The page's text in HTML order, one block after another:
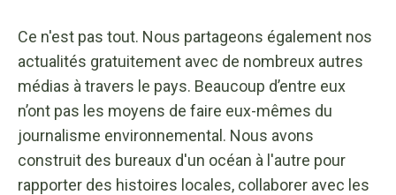
Ce n'est pas tout. Nous partageons également nos
actualités gratuitement avec de nombreux autres
médias à travers le pays. Beaucoup d’entre eux
n’ont pas les moyens de faire eux-mêmes du
journalisme environnemental. Nous avons
construit des bureaux d'un océan à l'autre pour
rapporter des histoires locales, collaborer avec les